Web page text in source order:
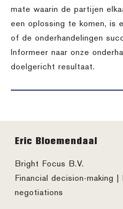
mate waarin de partijen
een oplossing te komen, is
of de onderhandelingen
Informeer naar onze
doelgericht resultaat.
Footer
Eric Bloemendaal
Bright Focus B.V.
Financial decision-making |
negotiations